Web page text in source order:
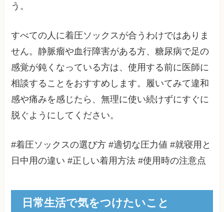
う。
すべての人に着圧ソックスが合うわけではありま
せん。静脈瘤や血行障害がある方、糖尿病で足の
感覚が鈍くなっている方は、使用する前に医師に
相談することをおすすめします。履いてみて違和
感や痛みを感じたら、無理に使い続けずにすぐに
脱ぐようにしてください。
#着圧ソックスの選び方 #適切な圧力値 #就寝用と
日中用の違い #正しい着用方法 #使用時の注意点
日常生活で気をつけたいこと